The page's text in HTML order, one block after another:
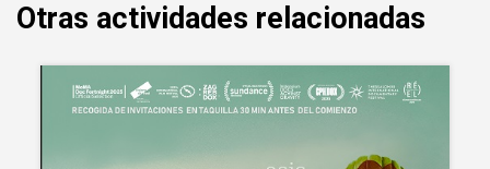
Otras actividades relacionadas